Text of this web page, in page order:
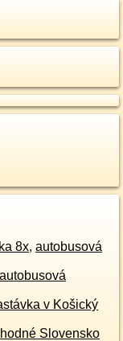
8x, autobusová
autobusová
v Košický
Slovensko